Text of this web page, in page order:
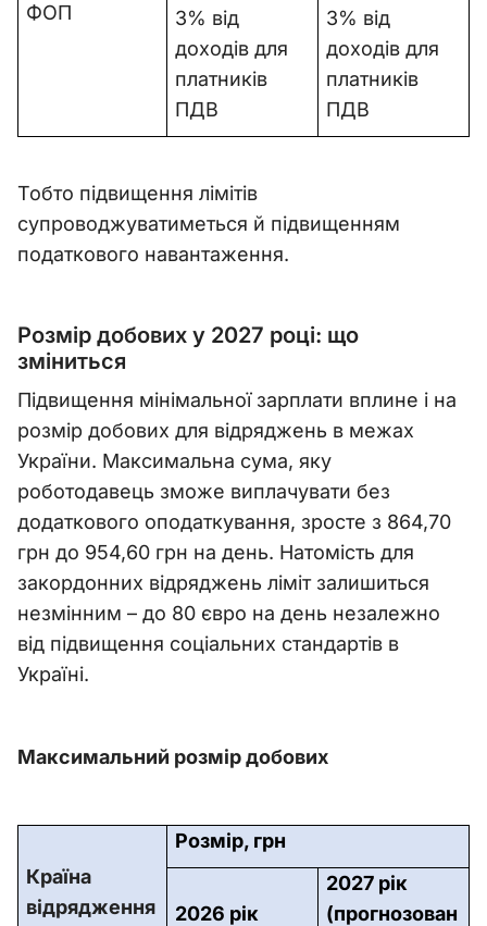
ФОП
3% від
доходів для
платників
ПДВ
3% від
доходів для
платників
ПДВ
Тобто підвищення лімітів
супроводжуватиметься й підвищенням
податкового навантаження.
Розмір добових у 2027 році: що
зміниться
Підвищення мінімальної зарплати вплине і на
розмір добових для відряджень в межах
України. Максимальна сума, яку
роботодавець зможе виплачувати без
додаткового оподаткування, зросте з 864,70
грн до 954,60 грн на день. Натомість для
закордонних відряджень ліміт залишиться
незмінним – до 80 євро на день незалежно
від підвищення соціальних стандартів в
Україні.
Максимальний розмір добових
Країна
відрядження
Розмір, грн
2026 рік
2027 рік
(прогнозован